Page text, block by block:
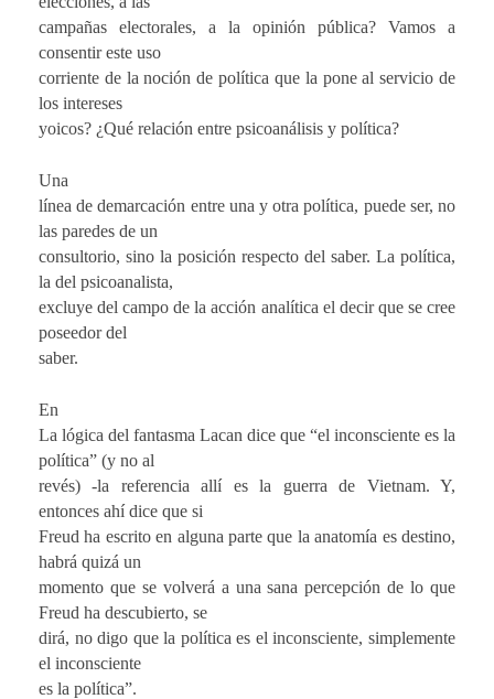
campañas electorales, a la opinión pública? Vamos a
consentir este uso
corriente de la noción de política que la pone al servicio de
los intereses
yoicos? ¿Qué relación entre psicoanálisis y política?
Una
línea de demarcación entre una y otra política, puede ser, no
las paredes de un
consultorio, sino la posición respecto del saber. La política,
la del psicoanalista,
excluye del campo de la acción analítica el decir que se cree
poseedor del
saber.
En
La lógica del fantasma Lacan dice que “el inconsciente es la
política” (y no al
revés) -la referencia allí es la guerra de Vietnam. Y,
entonces ahí dice que si
Freud ha escrito en alguna parte que la anatomía es destino,
habrá quizá un
momento que se volverá a una sana percepción de lo que
Freud ha descubierto, se
dirá, no digo que la política es el inconsciente, simplemente
el inconsciente
es la política”.